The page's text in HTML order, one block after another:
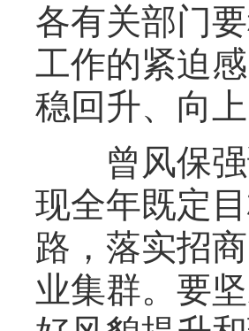
各有关部门
工作的紧迫
稳回升、向上
曾风保强
现全年既定
路，落实招
业集群。要